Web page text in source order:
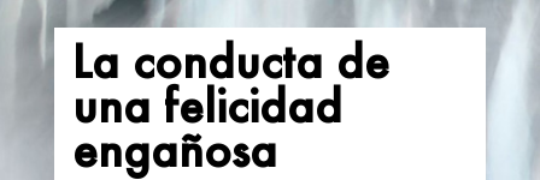
La conducta de
una felicidad
engañosa